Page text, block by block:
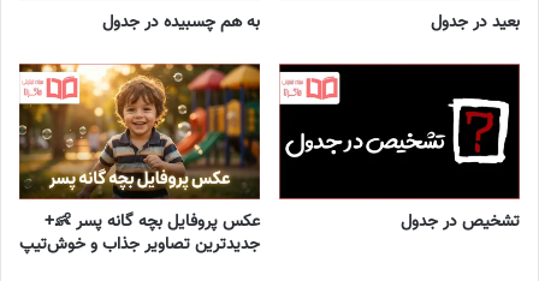
بعید در جدول به هم چسبیده در جدول
تشخیص در جدول
عکس پروفایل بچه گانه پسر 👶+
جدیدترین تصاویر جذاب و خوش‌تیپ